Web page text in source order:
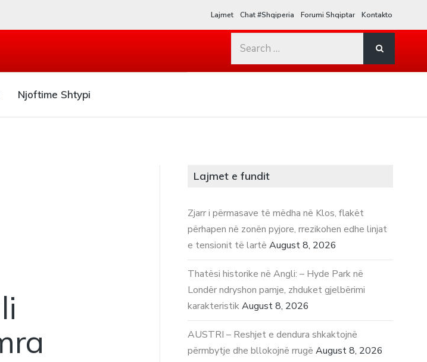
Lajmet Chat #Shqiperia Forumi Shqiptar Kontakto
Search
Njoftime Shtypi
Lajmet e fundit
Zjarr i përmasave të mëdha në Klos, flakët
përhapen në zonën pyjore, rrezikohen edhe linjat
e tensionit të lartë August 8, 2026
Thatësi historike në Angli: – Hyde Park në
Londër ndryshon pamje, zhduket gjelbërimi
karakteristik August 8, 2026
AUSTRI – Reshjet e dendura shkaktojnë
përmbytje dhe bllokojnë rrugë August 8, 2026